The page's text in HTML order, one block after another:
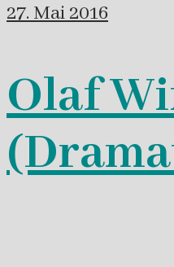
27. Mai 2016
Olaf